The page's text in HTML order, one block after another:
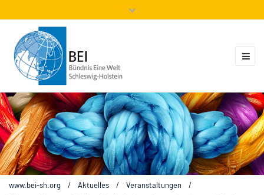
Mitglieder
www.bei-sh.org / Aktuelles / Veranstaltungen
/